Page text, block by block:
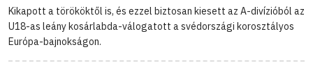
Kikapott a törököktől is, és ezzel biztosan kiesett az A-divízióból az
U18-as leány kosárlabda-válogatott a svédországi korosztályos
Európa-bajnokságon.